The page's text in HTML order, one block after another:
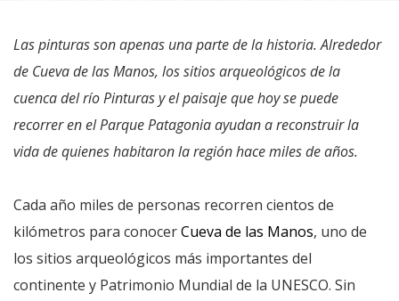
Las pinturas son apenas una parte de la historia. Alrededor
de Cueva de las Manos, los sitios arqueológicos de la
cuenca del río Pinturas y el paisaje que hoy se puede
recorrer en el Parque Patagonia ayudan a reconstruir la
vida de quienes habitaron la región hace miles de años.
Cada año miles de personas recorren cientos de
kilómetros para conocerCueva de las Manos, uno de
los sitios arqueológicos más importantes del
continente y Patrimonio Mundial de la UNESCO. Sin